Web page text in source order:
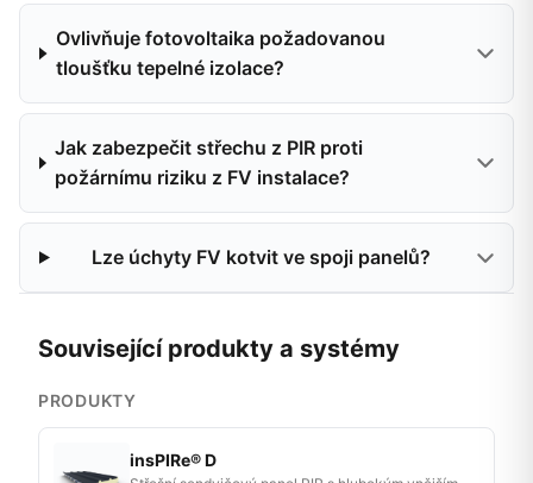
Ovlivňuje fotovoltaika požadovanou
tloušťku tepelné izolace?
Jak zabezpečit střechu z PIR proti
požárnímu riziku z FV instalace?
Lze úchyty FV kotvit ve spoji panelů?
Související produkty a systémy
PRODUKTY
insPIRe® D